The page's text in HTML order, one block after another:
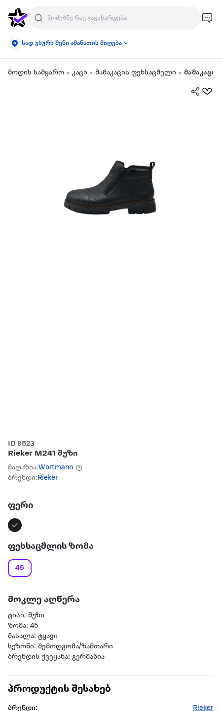
სად გსურს შენი ამანათის მიღება
მოდის სამყარო კაცი მამაკაცის ფეხსაცმელი
ID 9823
Rieker M241 შუზი
მაღაზია:Wortmann
ბრენდი:Rieker
ფერი
ფეხსაცმლის ზომა
45
მოკლე აღწერა
ტიპი: შუზი
ზომა: 45
მასალა: ტყავი
სეზონი: შემოდგომა/ზამთარი
ბრენდის ქვეყანა: გერმანია
პროდუქტის შესახებ
ბრენდი:
Rieker